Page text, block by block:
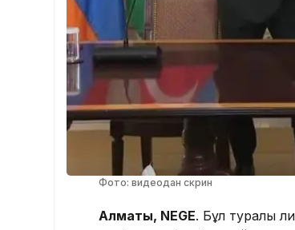
Фото: видеодан скрин
Алматы, NEGE. Бұл туралы